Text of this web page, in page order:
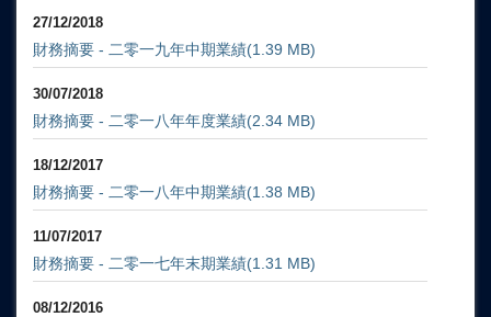
27/12/2018
財務摘要 - 二零一九年中期業績(1.39 MB)
30/07/2018
財務摘要 - 二零一八年年度業績(2.34 MB)
18/12/2017
財務摘要 - 二零一八年中期業績(1.38 MB)
11/07/2017
財務摘要 - 二零一七年末期業績(1.31 MB)
08/12/2016